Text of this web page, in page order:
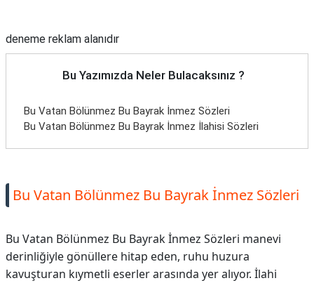
deneme reklam alanıdır
Bu Yazımızda Neler Bulacaksınız ?
Bu Vatan Bölünmez Bu Bayrak İnmez Sözleri
Bu Vatan Bölünmez Bu Bayrak İnmez İlahisi Sözleri
Bu Vatan Bölünmez Bu Bayrak İnmez Sözleri
Bu Vatan Bölünmez Bu Bayrak İnmez Sözleri manevi
derinliğiyle gönüllere hitap eden, ruhu huzura
kavuşturan kıymetli eserler arasında yer alıyor. İlahi